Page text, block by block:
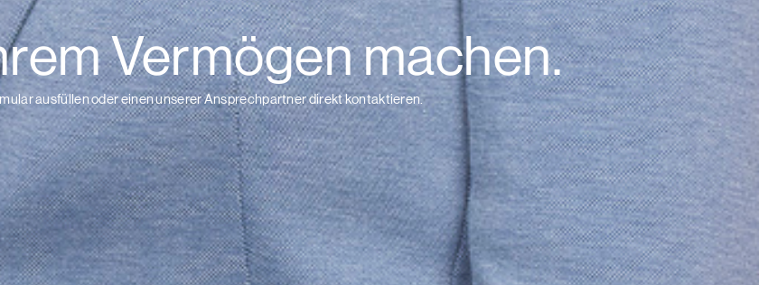
Vermögen machen.
ausfüllen oder einen unserer Ansprechpartner direkt kontaktieren.